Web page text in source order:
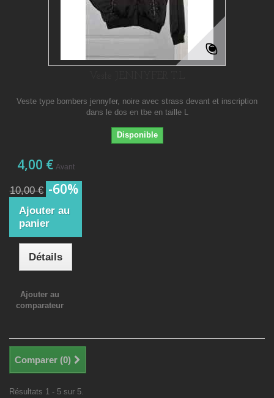
Veste type bombers jennyfer, noire avec strass devant et inscription
dans le dos en tbe en taille L
Disponible
4,00 € Avant
10,00 € -60%
Ajouter au
panier
Détails
Ajouter au
comparateur
Comparer (0)
Résultats 1 - 5 sur 5.